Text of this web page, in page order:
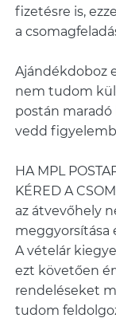
fizetésre is,
a
Ajándékdoboz
nem tudom
postán maradó
vedd
HA MPL
KÉRED A
az átvevőhely
meggyorsítása
A vételár
ezt követően
rendeléseket
tudom